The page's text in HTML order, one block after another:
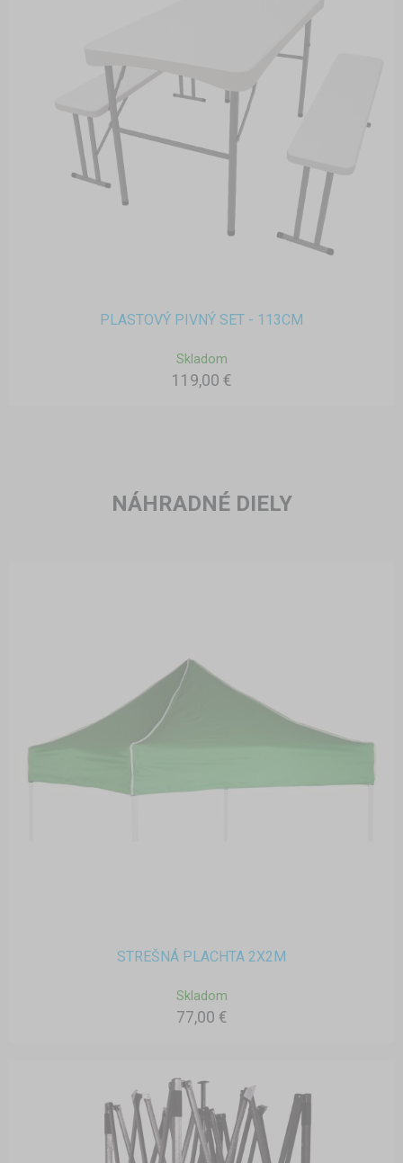
PLASTOVÝ PIVNÝ SET - 113CM
Skladom
119,00 €
NÁHRADNÉ DIELY
STREŠNÁ PLACHTA 2X2M
Skladom
77,00 €